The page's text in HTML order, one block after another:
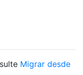
Migrar desde